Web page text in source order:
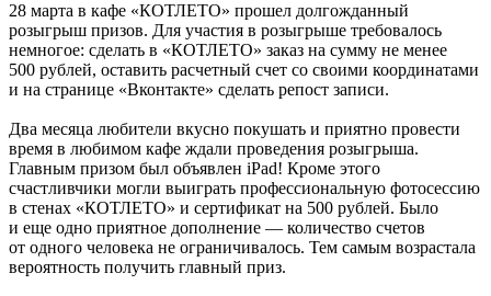
28 марта в кафе «КОТЛЕТО» прошел долгожданный
розыгрыш призов. Для участия в розыгрыше требовалось
немногое: сделать в «КОТЛЕТО» заказ на сумму не менее
500 рублей, оставить расчетный счет со своими координатами
и на странице «Вконтакте» сделать репост записи.
Два месяца любители вкусно покушать и приятно провести
время в любимом кафе ждали проведения розыгрыша.
Главным призом был объявлен iPad! Кроме этого
счастливчики могли выиграть профессиональную фотосессию
в стенах «КОТЛЕТО» и сертификат на 500 рублей. Было
и еще одно приятное дополнение — количество счетов
от одного человека не ограничивалось. Тем самым возрастала
вероятность получить главный приз.